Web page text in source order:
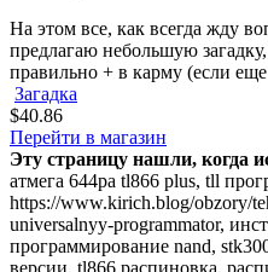
На этом все, как всегда жду
предлагаю небольшую
правильно + в карму (если
Загадка
$40.86
Перейти в магазин
Эту страницу нашли, когда
атмега 644ра tl866 plus, tll
https://www.kirich.blog/obzory/
universalnyy-programmator,
программирование nand,